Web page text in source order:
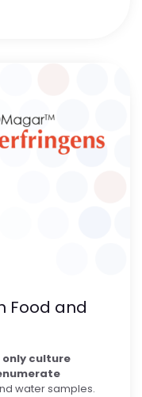
Food and
only culture
water samples.